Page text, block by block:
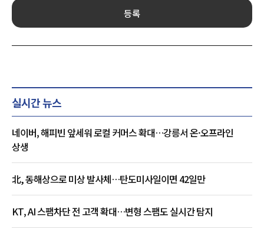
등록
실시간 뉴스
네이버, 해피빈 앞세워 로컬 커머스 확대…강릉서 온·오프라인
상생
北, 동해상으로 미상 발사체…탄도미사일이면 42일만
KT, AI 스팸차단 전 고객 확대…변형 스팸도 실시간 탐지